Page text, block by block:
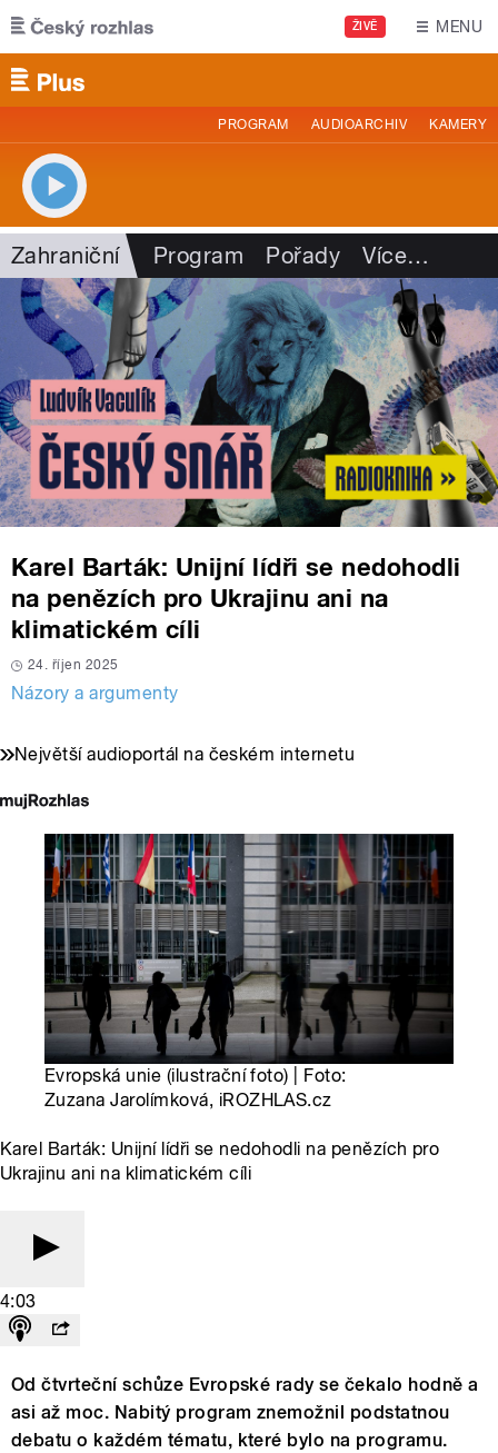
Přejít k hlavnímu obsahu
ŽIVĚ MENU
PROGRAM AUDIOARCHIV KAMERY
Zahraniční Program Pořady Více…
Karel Barták: Unijní lídři se nedohodli
na penězích pro Ukrajinu ani na
klimatickém cíli
24. říjen 2025
Názory a argumenty
Největší audioportál na českém internetu
Evropská unie (ilustrační foto) | Foto:
Zuzana Jarolímková, iROZHLAS.cz
Karel Barták: Unijní lídři se nedohodli na penězích pro
Ukrajinu ani na klimatickém cíli
4:03
Od čtvrteční schůze Evropské rady se čekalo hodně a
asi až moc. Nabitý program znemožnil podstatnou
debatu o každém tématu, které bylo na programu.